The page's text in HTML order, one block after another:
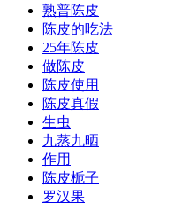
熟普陈皮
陈皮的吃法
25年陈皮
做陈皮
陈皮使用
陈皮真假
生虫
九蒸九晒
作用
陈皮栀子
罗汉果